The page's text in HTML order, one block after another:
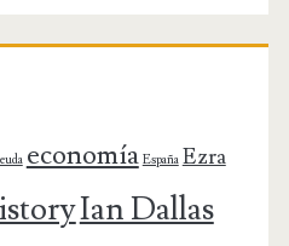
economía España Ezra
Ian Dallas